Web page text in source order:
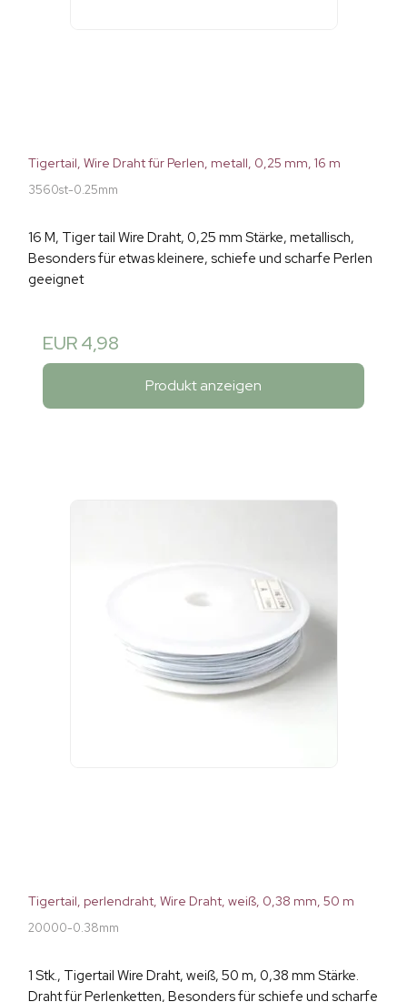
Tigertail, Wire Draht für Perlen, metall, 0,25 mm, 16 m
3560st-0.25mm
16 M, Tiger tail Wire Draht, 0,25 mm Stärke, metallisch,
Besonders für etwas kleinere, schiefe und scharfe Perlen
geeignet
EUR 4,98
Produkt anzeigen
Tigertail, perlendraht, Wire Draht, weiß, 0,38 mm, 50 m
20000-0.38mm
1 Stk., Tigertail Wire Draht, weiß, 50 m, 0,38 mm Stärke.
Draht für Perlenketten, Besonders für schiefe und scharfe